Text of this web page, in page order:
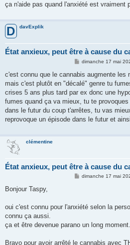
ça n'aide pas quand l'anxiété est vraiment
D davExplik
État anxieux, peut être à cause du
M
s
a
g
dimanche 17 mai
c'est connu que le cannabis augmente les
mais c'est plutôt en "décalé" genre tu
crises 5 ans plus tard par ex donc une
fumes quand ça va mieux, tu te
dans le futur du coup t'arrêtes, tu vas
reprovoque un épisode dans le futur et
clémentine
État anxieux, peut être à cause du
M
g
dimanche 17 mai
Bonjour Taspy,
oui c'est connu pour l'anxiété selon la
connu ça aussi.
ça et être devenue parano un long
Bravo pour avoir arrêté le cannabis avec